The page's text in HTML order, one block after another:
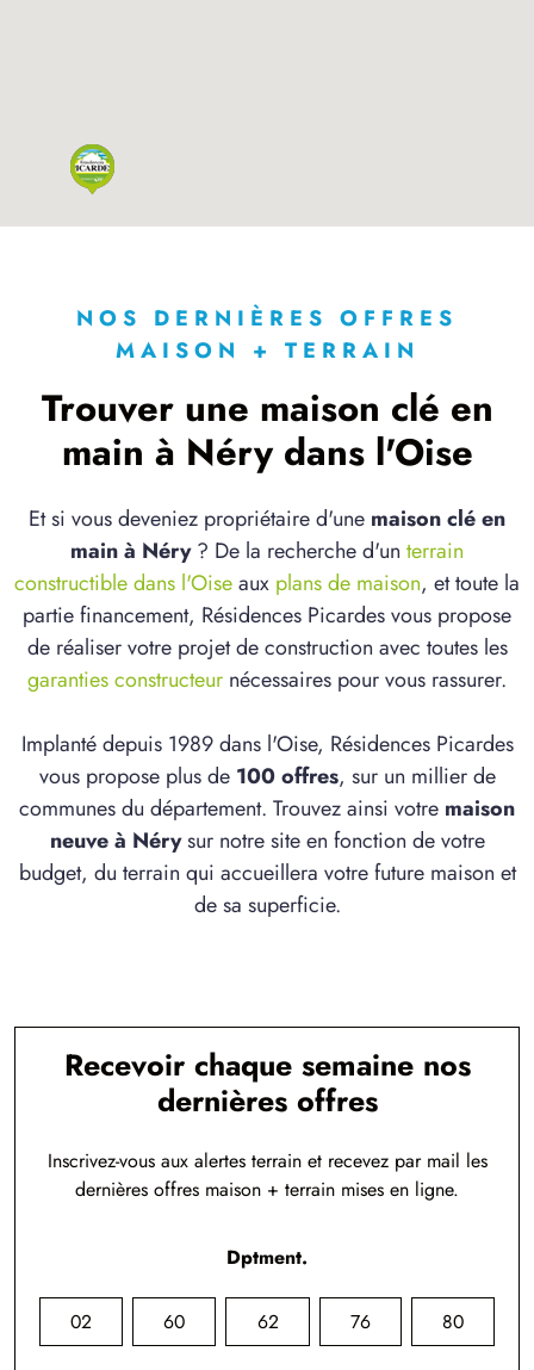
NOS DERNIÈRES OFFRES
MAISON + TERRAIN
Trouver une maison clé en
main à Néry dans l'Oise
Et si vous deveniez propriétaire d'une maison clé en
main à Néry? De la recherche d'un terrain
constructible dans l'Oiseaux plans de maison, et toute la
partie financement, Résidences Picardes vous propose
de réaliser votre projet de construction avec toutes les
garanties constructeur nécessaires pour vous rassurer.
Implanté depuis 1989 dans l'Oise, Résidences Picardes
vous propose plus de 100 offres, sur un millier de
communes du département. Trouvez ainsi votre maison
neuve à Nérysur notre site en fonction de votre
budget, du terrain qui accueillera votre future maison et
de sa superficie.
Recevoir chaque semaine nos
dernières offres
Inscrivez-vous aux alertes terrain et recevez par mail les
dernières offres maison + terrain mises en ligne.
Dptment.
02 60 62 76 80